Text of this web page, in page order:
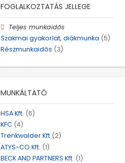
FOGLALKOZTATÁS JELLEGE
Teljes munkaidős
Szakmai gyakorlat, diákmunka (5)
Részmunkaidős (3)
MUNKÁLTATÓ
HSA Kft. (6)
KFC (4)
Trenkwalder Kft (2)
ATYS-CO Kft. (1)
BECK AND PARTNERS Kft. (1)